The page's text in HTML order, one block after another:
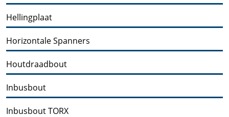
Hellingplaat
Horizontale Spanners
Houtdraadbout
Inbusbout
Inbusbout TORX